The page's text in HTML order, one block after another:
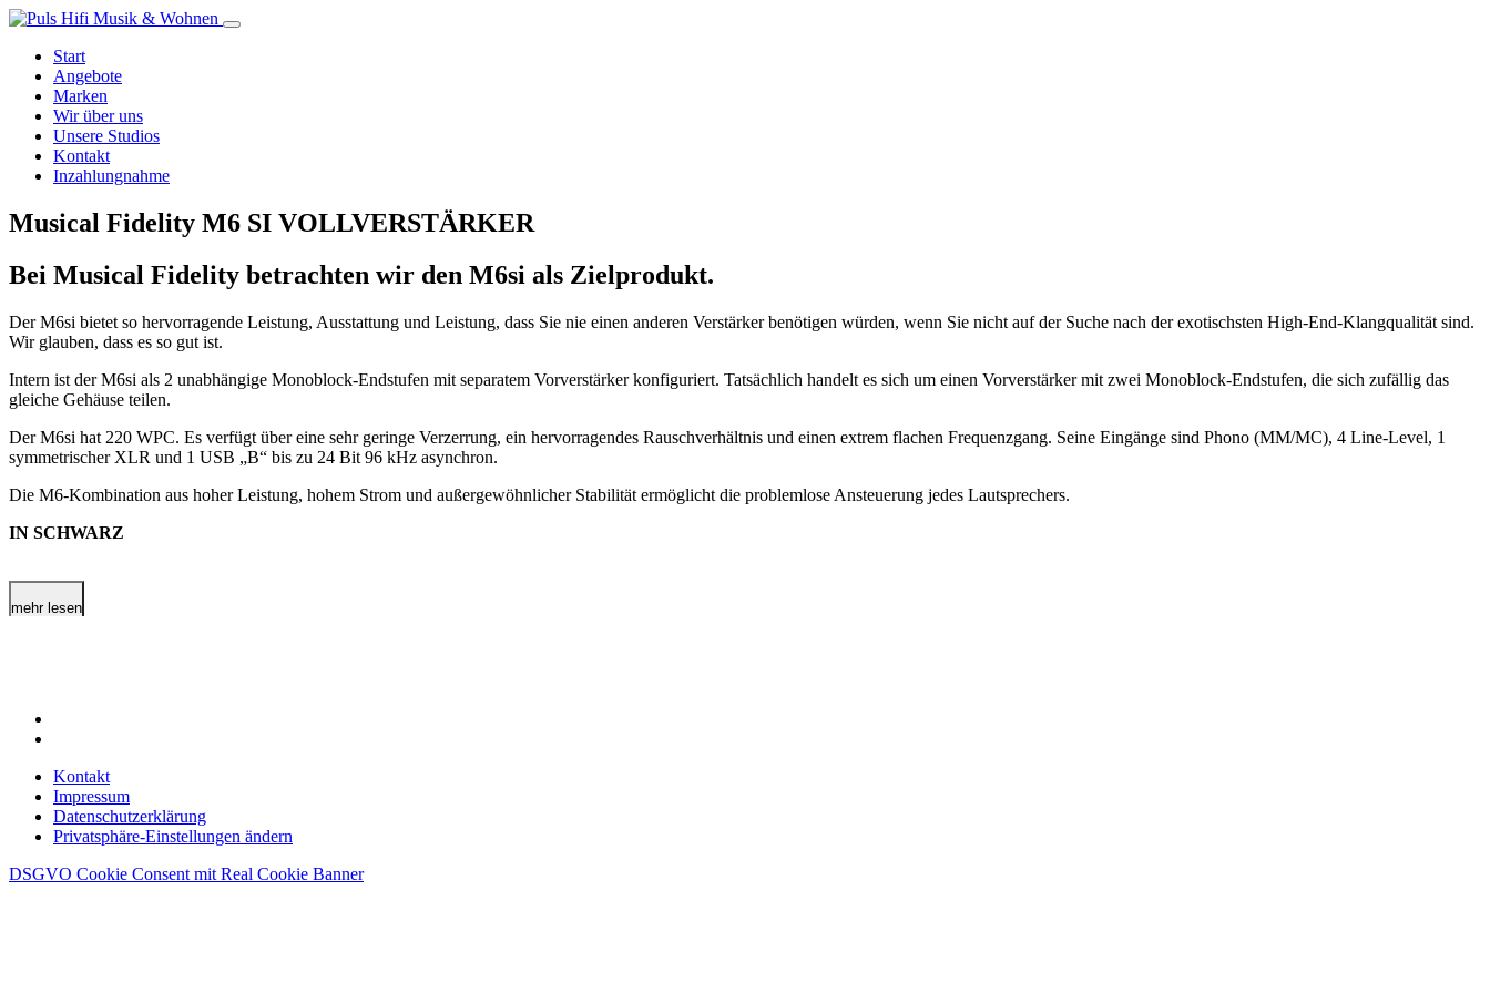
Start
Angebote
Marken
Wir über uns
Unsere Studios
Kontakt
Inzahlungnahme
Musical Fidelity M6 SI VOLLVERSTÄRKER
Bei Musical Fidelity betrachten wir den M6si als Zielprodukt.
Der M6si bietet so hervorragende Leistung, Ausstattung und Leistung, dass Sie nie einen anderen Verstärker benötigen würden, wenn Sie nicht auf der Suche nach der exotischsten High-End-Klangqualität sind.
Wir glauben, dass es so gut ist.
Intern ist der M6si als 2 unabhängige Monoblock-Endstufen mit separatem Vorverstärker konfiguriert. Tatsächlich handelt es sich um einen Vorverstärker mit zwei Monoblock-Endstufen, die sich zufällig das
gleiche Gehäuse teilen.
Der M6si hat 220 WPC. Es verfügt über eine sehr geringe Verzerrung, ein hervorragendes Rauschverhältnis und einen extrem flachen Frequenzgang. Seine Eingänge sind Phono (MM/MC), 4 Line-Level, 1
symmetrischer XLR und 1 USB „B“ bis zu 24 Bit 96 kHz asynchron.
Die M6-Kombination aus hoher Leistung, hohem Strom und außergewöhnlicher Stabilität ermöglicht die problemlose Ansteuerung jedes Lautsprechers.
IN SCHWARZ
mehr lesen
Kontakt
Impressum
Datenschutzerklärung
Privatsphäre-Einstellungen ändern
DSGVO Cookie Consent mit Real Cookie Banner